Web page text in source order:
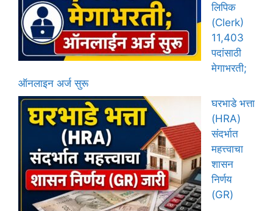
लिपिक
(Clerk)
11,403
पदांसाठी
मेगाभरती;
ऑनलाइन अर्ज सुरू
घरभाडे भत्ता
(HRA)
संदर्भात
महत्त्वाचा
शासन
निर्णय
(GR)